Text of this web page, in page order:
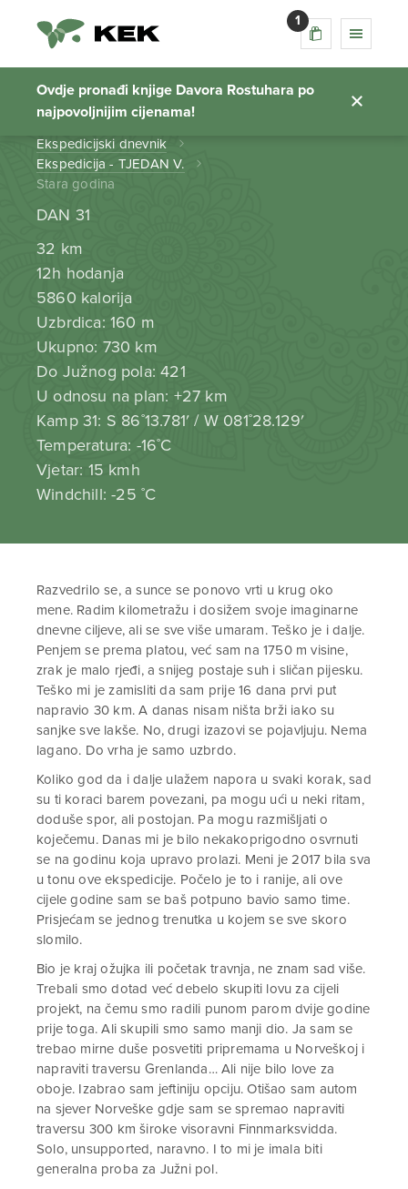
1
Ovdje pronađi knjige Davora Rostuhara po
najpovoljnijim cijenama!
Stara godina
Početna stranica
Ekspedicijski dnevnik
Ekspedicija - TJEDAN V.
Stara godina
DAN 31
32 km
12h hodanja
5860 kalorija
Uzbrdica: 160 m
Ukupno: 730 km
Do Južnog pola: 421
U odnosu na plan: +27 km
Kamp 31: S 86˚13.781′ / W 081˚28.129′
Temperatura: -16˚C
Vjetar: 15 kmh
Windchill: -25 ˚C
Razvedrilo se, a sunce se ponovo vrti u krug oko
mene. Radim kilometražu i dosižem svoje imaginarne
dnevne ciljeve, ali se sve više umaram. Teško je i dalje.
Penjem se prema platou, već sam na 1750 m visine,
zrak je malo rjeđi, a snijeg postaje suh i sličan pijesku.
Teško mi je zamisliti da sam prije 16 dana prvi put
napravio 30 km. A danas nisam ništa brži iako su
sanjke sve lakše. No, drugi izazovi se pojavljuju. Nema
lagano. Do vrha je samo uzbrdo.
Koliko god da i dalje ulažem napora u svaki korak, sad
su ti koraci barem povezani, pa mogu ući u neki ritam,
doduše spor, ali postojan. Pa mogu razmišljati o
koječemu. Danas mi je bilo nekakoprigodno osvrnuti
se na godinu koja upravo prolazi. Meni je 2017 bila sva
u tonu ove ekspedicije. Počelo je to i ranije, ali ove
cijele godine sam se baš potpuno bavio samo time.
Prisjećam se jednog trenutka u kojem se sve skoro
slomilo.
Bio je kraj ožujka ili početak travnja, ne znam sad više.
Trebali smo dotad već debelo skupiti lovu za cijeli
projekt, na čemu smo radili punom parom dvije godine
prije toga. Ali skupili smo samo manji dio. Ja sam se
trebao mirne duše posvetiti pripremama u Norveškoj i
napraviti traversu Grenlanda… Ali nije bilo love za
oboje. Izabrao sam jeftiniju opciju. Otišao sam autom
na sjever Norveške gdje sam se spremao napraviti
traversu 300 km široke visoravni Finnmarksvidda.
Solo, unsupported, naravno. I to mi je imala biti
generalna proba za Južni pol.